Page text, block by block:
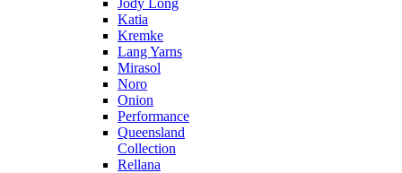
Jody Long
Katia
Kremke
Lang Yarns
Mirasol
Noro
Onion
Performance
Queensland
Collection
Rellana